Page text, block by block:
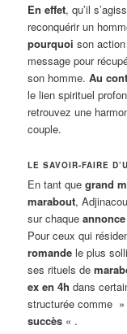
En effet, qu’il
reconquérir un
pourquoi son
message pour
son homme.Au
le lien spirituel
retrouvez une
couple.
LE SAVOIR-FAIRE
En tant quegrand
marabout,
sur chaque
Pour ceux qui
romande le plus
ses rituels de
ex en 4h dans
structurée comme
succès « .